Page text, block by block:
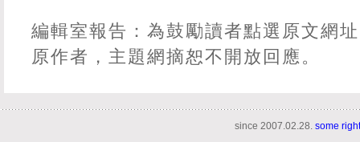
編輯室報告：為鼓勵讀者點選原文網
原作者，主題網摘恕不開放回應。
since 2007.02.28. some